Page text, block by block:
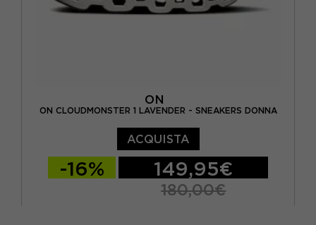
ON
ON CLOUDMONSTER 1 LAVENDER - SNEAKERS DONNA
ACQUISTA
-16% 149,95€
180,00€